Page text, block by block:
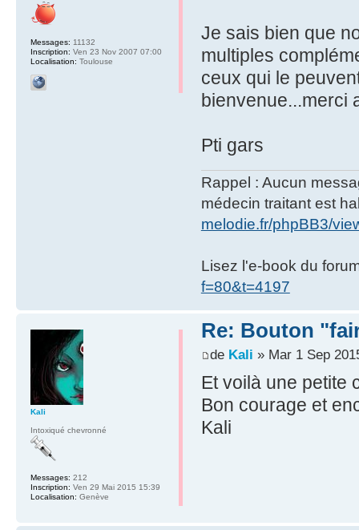
Je sais bien que
multiples
ceux qui le
bienvenue...merci
Pti gars
Rappel : Aucun
médecin traitant est
melodie.fr/phpBB3/
Lisez l'e-book du
f=80&t=4197
Messages: 11132
Inscription: Ven 23 Nov 2007 07:00
Localisation: Toulouse
Re: Bouton
de Kali » Mar 1 Sep
Et voilà une petite
Bon courage et
Kali
Kali
Intoxiqué chevronné
Messages: 212
Inscription: Ven 29 Mai 2015 15:39
Localisation: Genève